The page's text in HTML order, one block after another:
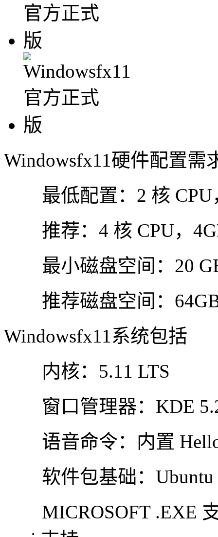
Windowsfx11硬件配置需
最低配置：2 核 CPU
推荐：4 核 CPU，
最小磁盘空间：20
推荐磁盘空间：64GB
Windowsfx11系统包括
内核：5.11 LTS
窗口管理器：KDE
语音命令：内置
软件包基础：Ubuntu
MICROSOFT .EXE 支